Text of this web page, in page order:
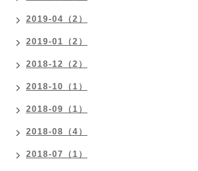
2019-04（2）
2019-01（2）
2018-12（2）
2018-10（1）
2018-09（1）
2018-08（4）
2018-07（1）